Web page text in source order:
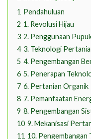
1 Pendahuluan
2 1. Revolusi Hijau
3 2. Penggunaan
4 3. Teknologi
5 4. Pengembangan
6 5. Penerapan
7 6. Pertanian Organik
8 7. Pemanfaatan
9 8. Pengembangan
10 9. Mekanisasi
11 10. Pengembangan